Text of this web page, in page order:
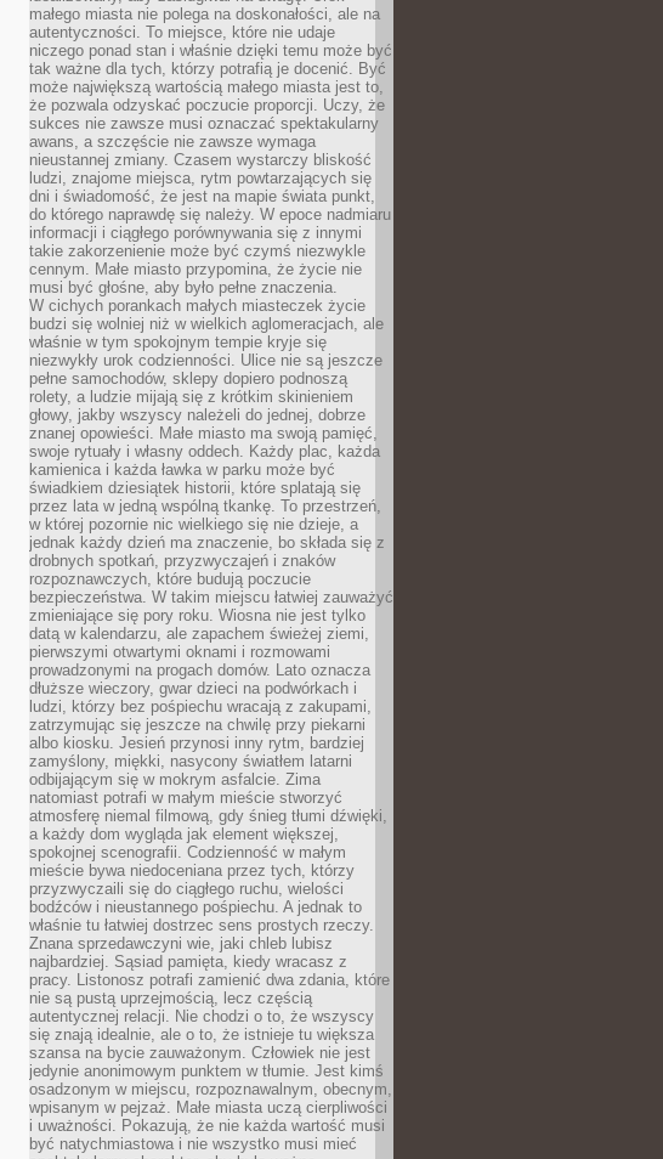
małego miasta nie polega na doskonałości, ale na
autentyczności. To miejsce, które nie udaje
niczego ponad stan i właśnie dzięki temu może być
tak ważne dla tych, którzy potrafią je docenić. Być
może największą wartością małego miasta jest to,
że pozwala odzyskać poczucie proporcji. Uczy, że
sukces nie zawsze musi oznaczać spektakularny
awans, a szczęście nie zawsze wymaga
nieustannej zmiany. Czasem wystarczy bliskość
ludzi, znajome miejsca, rytm powtarzających się
dni i świadomość, że jest na mapie świata punkt,
do którego naprawdę się należy. W epoce nadmiaru
informacji i ciągłego porównywania się z innymi
takie zakorzenienie może być czymś niezwykle
cennym. Małe miasto przypomina, że życie nie
musi być głośne, aby było pełne znaczenia.
W cichych porankach małych miasteczek życie
budzi się wolniej niż w wielkich aglomeracjach, ale
właśnie w tym spokojnym tempie kryje się
niezwykły urok codzienności. Ulice nie są jeszcze
pełne samochodów, sklepy dopiero podnoszą
rolety, a ludzie mijają się z krótkim skinieniem
głowy, jakby wszyscy należeli do jednej, dobrze
znanej opowieści. Małe miasto ma swoją pamięć,
swoje rytuały i własny oddech. Każdy plac, każda
kamienica i każda ławka w parku może być
świadkiem dziesiątek historii, które splatają się
przez lata w jedną wspólną tkankę. To przestrzeń,
w której pozornie nic wielkiego się nie dzieje, a
jednak każdy dzień ma znaczenie, bo składa się z
drobnych spotkań, przyzwyczajeń i znaków
rozpoznawczych, które budują poczucie
bezpieczeństwa. W takim miejscu łatwiej zauważyć
zmieniające się pory roku. Wiosna nie jest tylko
datą w kalendarzu, ale zapachem świeżej ziemi,
pierwszymi otwartymi oknami i rozmowami
prowadzonymi na progach domów. Lato oznacza
dłuższe wieczory, gwar dzieci na podwórkach i
ludzi, którzy bez pośpiechu wracają z zakupami,
zatrzymując się jeszcze na chwilę przy piekarni
albo kiosku. Jesień przynosi inny rytm, bardziej
zamyślony, miękki, nasycony światłem latarni
odbijającym się w mokrym asfalcie. Zima
natomiast potrafi w małym mieście stworzyć
atmosferę niemal filmową, gdy śnieg tłumi dźwięki,
a każdy dom wygląda jak element większej,
spokojnej scenografii. Codzienność w małym
mieście bywa niedoceniana przez tych, którzy
przyzwyczaili się do ciągłego ruchu, wielości
bodźców i nieustannego pośpiechu. A jednak to
właśnie tu łatwiej dostrzec sens prostych rzeczy.
Znana sprzedawczyni wie, jaki chleb lubisz
najbardziej. Sąsiad pamięta, kiedy wracasz z
pracy. Listonosz potrafi zamienić dwa zdania, które
nie są pustą uprzejmością, lecz częścią
autentycznej relacji. Nie chodzi o to, że wszyscy
się znają idealnie, ale o to, że istnieje tu większa
szansa na bycie zauważonym. Człowiek nie jest
jedynie anonimowym punktem w tłumie. Jest kimś
osadzonym w miejscu, rozpoznawalnym, obecnym,
wpisanym w pejzaż. Małe miasta uczą cierpliwości
i uważności. Pokazują, że nie każda wartość musi
być natychmiastowa i nie wszystko musi mieć